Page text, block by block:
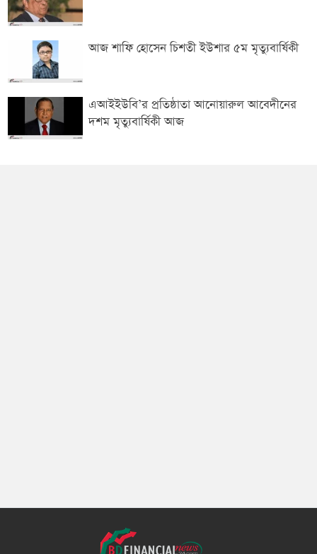
আজ শাফি হোসেন চিশতী ইউশার ৫ম মৃত্যুবার্ষিকী
এআইইউবি’র প্রতিষ্ঠাতা আনোয়ারুল আবেদীনের
দশম মৃত্যুবার্ষিকী আজ